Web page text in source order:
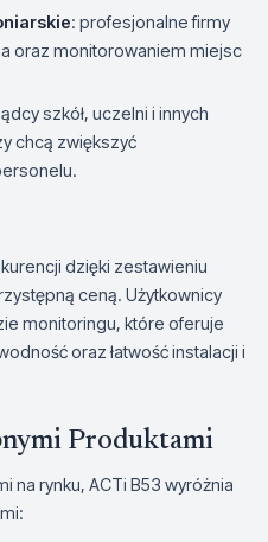
: profesjonalne firmy
oraz monitorowaniem miejsc
szkół, uczelni i innych
chcą zwiększyć
dzięki zestawieniu
ceną. Użytkownicy
monitoringu, które oferuje
oraz łatwość instalacji i
Produktami
na rynku, ACTi B53 wyróżnia